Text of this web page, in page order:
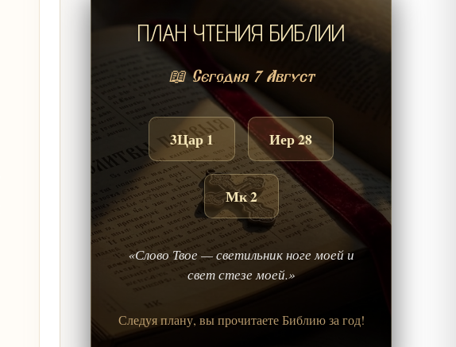
ПЛАН ЧТЕНИЯ БИБЛИИ
📖 Сегодня 7 Август
3Цар 1 Иер 28
Мк 2
«Слово Твое — светильник ноге моей и
свет стезе моей.»
Следуя плану, вы прочитаете Библию за год!